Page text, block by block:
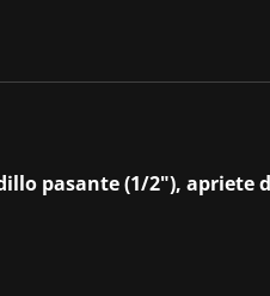
pasante (1/2"), apriete